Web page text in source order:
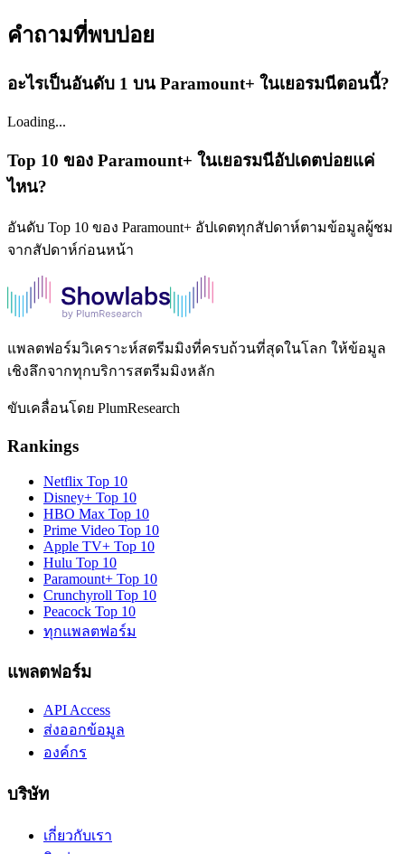
คำถามที่พบบ่อย
อะไรเป็นอันดับ 1 บน Paramount+ ในเยอรมนีตอนนี้?
Loading...
Top 10 ของ Paramount+ ในเยอรมนีอัปเดตบ่อยแค่
ไหน?
อันดับ Top 10 ของ Paramount+ อัปเดตทุกสัปดาห์ตามข้อมูลผู้ชม
จากสัปดาห์ก่อนหน้า
แพลตฟอร์มวิเคราะห์สตรีมมิงที่ครบถ้วนที่สุดในโลก ให้ข้อมูล
เชิงลึกจากทุกบริการสตรีมมิงหลัก
ขับเคลื่อนโดย PlumResearch
Rankings
Netflix Top 10
Disney+ Top 10
HBO Max Top 10
Prime Video Top 10
Apple TV+ Top 10
Hulu Top 10
Paramount+ Top 10
Crunchyroll Top 10
Peacock Top 10
ทุกแพลตฟอร์ม
แพลตฟอร์ม
API Access
ส่งออกข้อมูล
องค์กร
บริษัท
เกี่ยวกับเรา